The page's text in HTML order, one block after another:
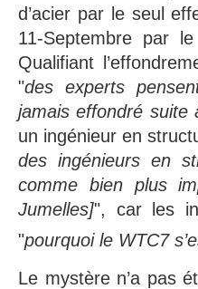
d’acier par le seul
11-Septembre par
Qualifiant
"des experts
jamais effondré suite
un ingénieur en
des ingénieurs en
comme bien plus
Jumelles]", car les
"pourquoi le WTC7
Le mystère n’a pas